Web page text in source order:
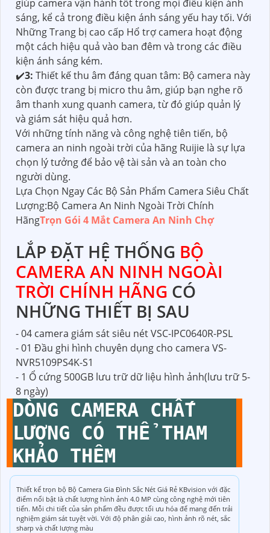
giúp camera vận hành tốt trong mọi điều kiện ánh
sáng, kể cả trong điều kiện ánh sáng yếu hay tối. Với
Những Trang bị cao cấp Hổ trợ camera hoạt động
một cách hiệu quả vào ban đêm và trong các điều
kiện ánh sáng kém.
✔️3: Thiết kế thu âm đáng quan tâm: Bộ camera này
còn được trang bị micro thu âm, giúp bạn nghe rõ
âm thanh xung quanh camera, từ đó giúp quản lý
và giám sát hiệu quả hơn.
Với những tính năng và công nghệ tiên tiến, bộ
camera an ninh ngoài trời của hãng Ruijie là sự lựa
chọn lý tưởng để bảo vệ tài sản và an toàn cho
người dùng.
Lựa Chọn Ngay Các Bộ Sản Phẩm Camera Siêu Chất
Lượng:Bộ Camera An Ninh Ngoài Trời Chính
HãngTrọn Gói 4 Mắt Camera An Ninh Chợ
LẮP ĐẶT HỆ THỐNG BỘ
CAMERA AN NINH NGOÀI
TRỜI CHÍNH HÃNG CÓ
NHỮNG THIẾT BỊ SAU
- 04 camera giám sát siêu nét VSC-IPC0640R-PSL
- 01 Đầu ghi hình chuyên dụng cho camera VS-
NVR5109PS4K-S1
- 1 Ổ cứng 500GB lưu trữ dữ liệu hình ảnh(lưu trữ 5-
8 ngày)
DÒNG CAMERA CHẤT
LƯỢNG CÓ THỂ THAM
KHẢO THÊM
Thiết kế trọn bộ Bộ Camera Gia Đình Sắc Nét Giá Rẻ KBvision với đặc
điểm nổi bật là chất lượng hình ảnh 4.0 MP cùng công nghệ mới tiên
tiến. Mỗi chi tiết của sản phẩm đều được tối ưu hóa để mang đến trải
nghiệm giám sát tuyệt vời. Với độ phân giải cao, hình ảnh rõ nét, sắc
sharp và chất lượng màu